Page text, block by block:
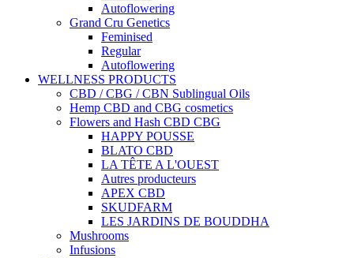
Autoflowering
Grand Cru Genetics
Feminised
Regular
Autoflowering
WELLNESS PRODUCTS
CBD / CBG / CBN Sublingual Oils
Hemp CBD and CBG cosmetics
Flowers and Hash CBD CBG
HAPPY POUSSE
BLATO CBD
LA TÊTE A L'OUEST
Autres producteurs
APEX CBD
SKUDFARM
LES JARDINS DE BOUDDHA
Mushrooms
Infusions